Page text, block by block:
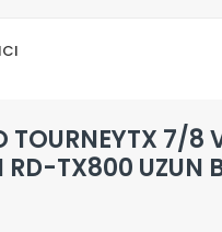
TOURNEYTX 7/8
RD-TX800 UZUN